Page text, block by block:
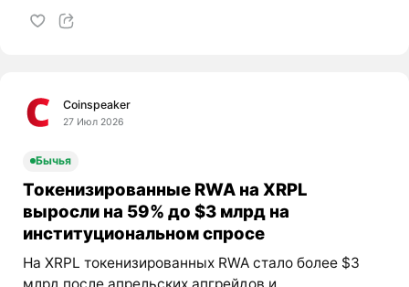
Coinspeaker
27 Июл 2026
Бычья
Токенизированные RWA на XRPL
выросли на 59% до $3 млрд на
институциональном спросе
На XRPL токенизированных RWA стало более $3